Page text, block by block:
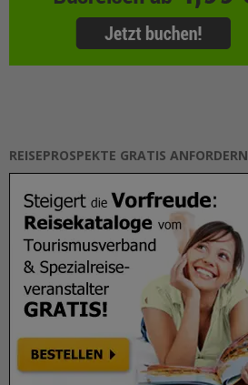
REISEPROSPEKTE GRATIS ANFORDERN